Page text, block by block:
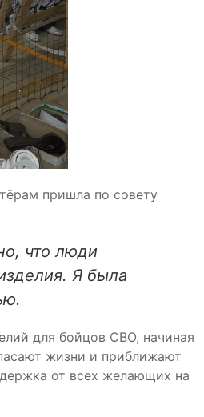
пришла по совету
что люди
Я была
для бойцов СВО, начиная
жизни и приближают
от всех желающих на